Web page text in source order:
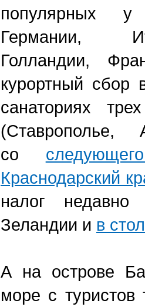
популярных у
Германии,
Голландии,
курортный сбор
санаториях
со
Краснодарский
налог
Зеландии и в
А на острове
море с